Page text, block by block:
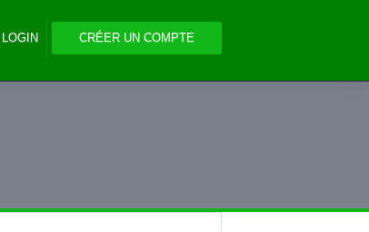
LOGIN CRÉER UN COMPTE